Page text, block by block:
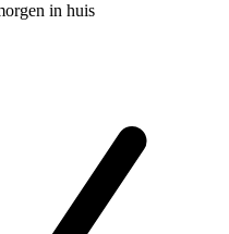
in huis